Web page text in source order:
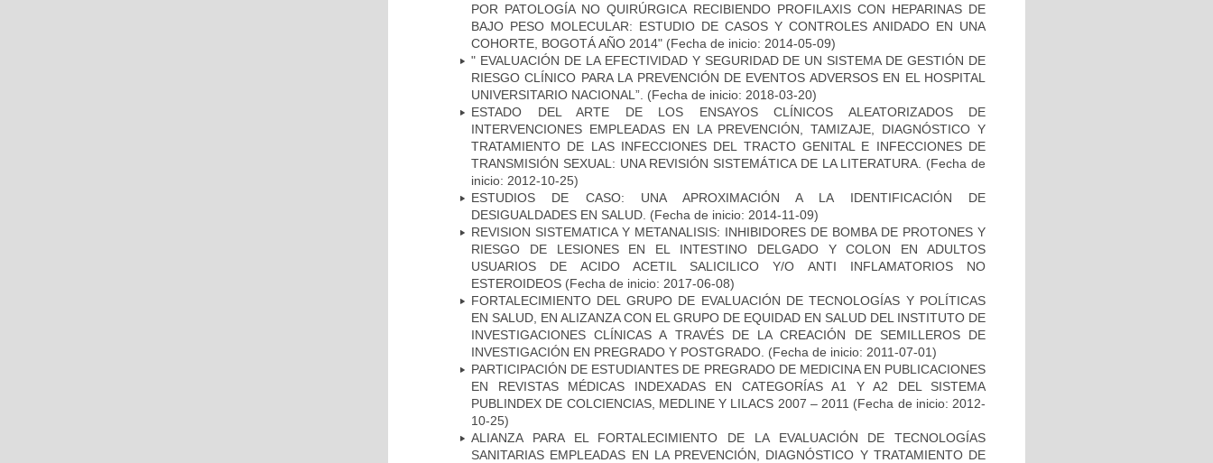
POR PATOLOGÍA NO QUIRÚRGICA RECIBIENDO PROFILAXIS CON HEPARINAS DE
BAJO PESO MOLECULAR: ESTUDIO DE CASOS Y CONTROLES ANIDADO EN UNA
COHORTE, BOGOTÁ AÑO 2014" (Fecha de inicio: 2014-05-09)
" EVALUACIÓN DE LA EFECTIVIDAD Y SEGURIDAD DE UN SISTEMA DE GESTIÓN DE
RIESGO CLÍNICO PARA LA PREVENCIÓN DE EVENTOS ADVERSOS EN EL HOSPITAL
UNIVERSITARIO NACIONAL”. (Fecha de inicio: 2018-03-20)
ESTADO DEL ARTE DE LOS ENSAYOS CLÍNICOS ALEATORIZADOS DE
INTERVENCIONES EMPLEADAS EN LA PREVENCIÓN, TAMIZAJE, DIAGNÓSTICO Y
TRATAMIENTO DE LAS INFECCIONES DEL TRACTO GENITAL E INFECCIONES DE
TRANSMISIÓN SEXUAL: UNA REVISIÓN SISTEMÁTICA DE LA LITERATURA.
(Fecha de
inicio: 2012-10-25)
ESTUDIOS DE CASO: UNA APROXIMACIÓN A LA IDENTIFICACIÓN DE
DESIGUALDADES EN SALUD. (Fecha de inicio: 2014-11-09)
REVISION SISTEMATICA Y METANALISIS: INHIBIDORES DE BOMBA DE PROTONES Y
RIESGO DE LESIONES EN EL INTESTINO DELGADO Y COLON EN ADULTOS
USUARIOS DE ACIDO ACETIL SALICILICO Y/O ANTI INFLAMATORIOS NO
ESTEROIDEOS (Fecha de inicio: 2017-06-08)
FORTALECIMIENTO DEL GRUPO DE EVALUACIÓN DE TECNOLOGÍAS Y POLÍTICAS
EN SALUD, EN ALIZANZA CON EL GRUPO DE EQUIDAD EN SALUD DEL INSTITUTO DE
INVESTIGACIONES CLÍNICAS A TRAVÉS DE LA CREACIÓN DE SEMILLEROS DE
INVESTIGACIÓN EN PREGRADO Y POSTGRADO. (Fecha de inicio: 2011-07-01)
PARTICIPACIÓN DE ESTUDIANTES DE PREGRADO DE MEDICINA EN PUBLICACIONES
EN REVISTAS MÉDICAS INDEXADAS EN CATEGORÍAS A1 Y A2 DEL SISTEMA
PUBLINDEX DE COLCIENCIAS, MEDLINE Y LILACS 2007 – 2011 (Fecha de inicio: 2012-
10-25)
ALIANZA PARA EL FORTALECIMIENTO DE LA EVALUACIÓN DE TECNOLOGÍAS
SANITARIAS EMPLEADAS EN LA PREVENCIÓN, DIAGNÓSTICO Y TRATAMIENTO DE